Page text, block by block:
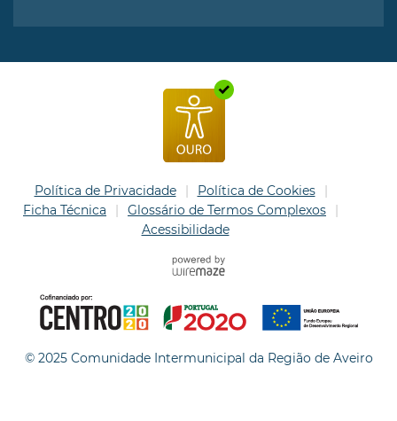
Política de Privacidade
Política de Cookies
Ficha Técnica
Glossário de Termos Complexos
Acessibilidade
© 2025 Comunidade Intermunicipal da Região de Aveiro